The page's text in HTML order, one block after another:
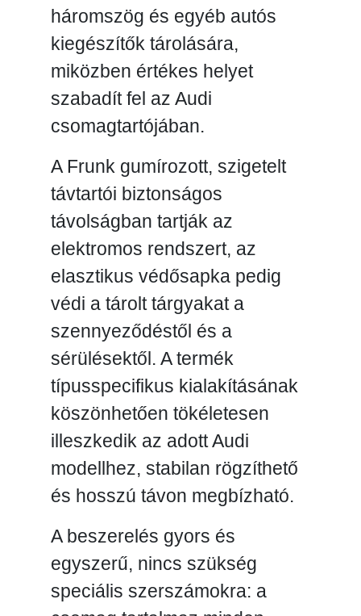
háromszög és egyéb autós
kiegészítők tárolására,
miközben értékes helyet
szabadít fel az Audi
csomagtartójában.
A Frunk gumírozott, szigetelt
távtartói biztonságos
távolságban tartják az
elektromos rendszert, az
elasztikus védősapka pedig
védi a tárolt tárgyakat a
szennyeződéstől és a
sérülésektől. A termék
típusspecifikus kialakításának
köszönhetően tökéletesen
illeszkedik az adott Audi
modellhez, stabilan rögzíthető
és hosszú távon megbízható.
A beszerelés gyors és
egyszerű, nincs szükség
speciális szerszámokra: a